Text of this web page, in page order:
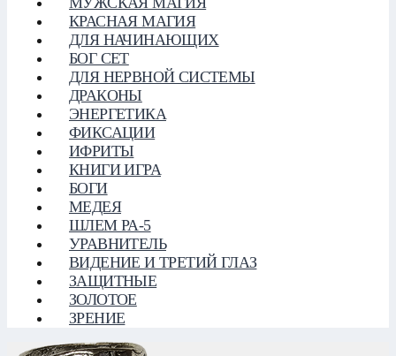
КРАСНАЯ МАГИЯ
ДЛЯ НАЧИНАЮЩИХ
БОГ СЕТ
ДЛЯ НЕРВНОЙ СИСТЕМЫ
ДРАКОНЫ
ЭНЕРГЕТИКА
ФИКСАЦИИ
ИФРИТЫ
КНИГИ ИГРА
БОГИ
МЕДЕЯ
ШЛЕМ РА-5
УРАВНИТЕЛЬ
ВИДЕНИЕ И ТРЕТИЙ ГЛАЗ
ЗАЩИТНЫЕ
ЗОЛОТОЕ
ЗРЕНИЕ